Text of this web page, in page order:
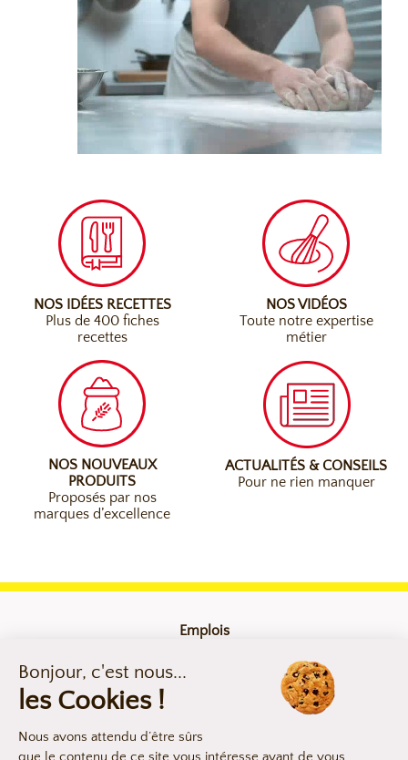
NOS IDÉES RECETTES
Plus de 400 fiches
recettes
NOS VIDÉOS
Toute notre expertise
métier
NOS NOUVEAUX
PRODUITS
Proposés par nos
marques d’excellence
ACTUALITÉS & CONSEILS
Pour ne rien manquer
Emplois
Mentions légales
Compliance